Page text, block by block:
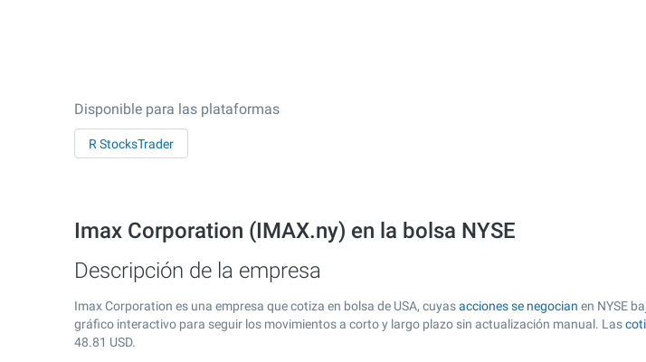
Disponible para las plataformas
R StocksTrader
Imax Corporation (IMAX.ny) en la bolsa NYSE
Descripción de la empresa
Imax Corporation es una empresa que cotiza en bolsa de USA, cuyasacciones se negocian en NYSE
gráfico interactivo para seguir los movimientos a corto y largo plazo sin actualización manual. Las
48.81 USD.